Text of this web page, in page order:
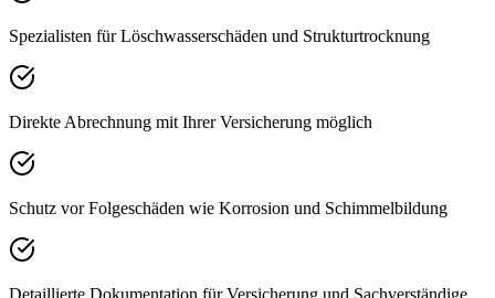
Spezialisten für Löschwasserschäden und Strukturtrocknung
Direkte Abrechnung mit Ihrer Versicherung möglich
Schutz vor Folgeschäden wie Korrosion und Schimmelbildung